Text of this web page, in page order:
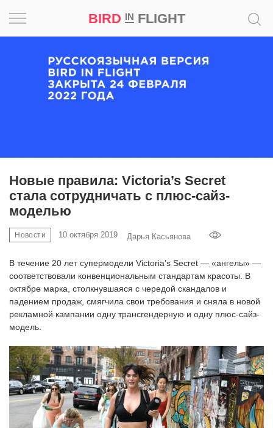
BIRD INFLIGHT
Новые правила: Victoria’s Secret
стала сотрудничать с плюс-сайз-
моделью
Новости 10 октября 2019 Дарья Касьянова
В течение 20 лет супермодели Victoria’s Secret — «ангелы» —
соответствовали конвенциональным стандартам красоты. В
октябре марка, столкнувшаяся с чередой скандалов и
падением продаж, смягчила свои требования и сняла в новой
рекламной кампании одну трансгендерную и одну плюс-сайз-
модель.